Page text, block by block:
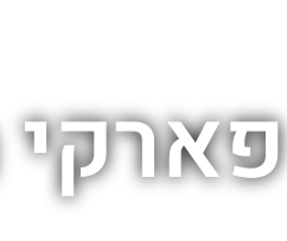
פארקי